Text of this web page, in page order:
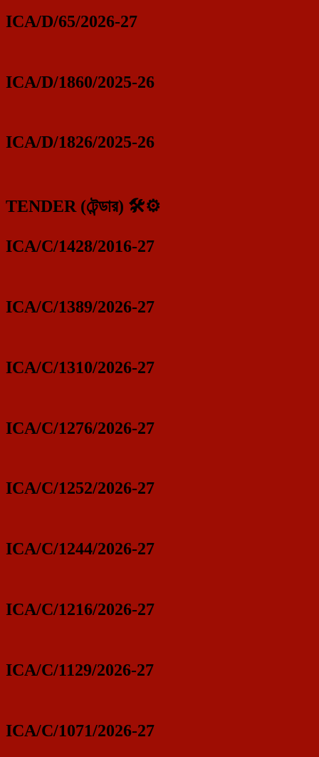
ICA/D/65/2026-27
ICA/D/1860/2025-26
ICA/D/1826/2025-26
TENDER (টেন্ডার) 🛠️⚙️
ICA/C/1428/2016-27
ICA/C/1389/2026-27
ICA/C/1310/2026-27
ICA/C/1276/2026-27
ICA/C/1252/2026-27
ICA/C/1244/2026-27
ICA/C/1216/2026-27
ICA/C/1129/2026-27
ICA/C/1071/2026-27